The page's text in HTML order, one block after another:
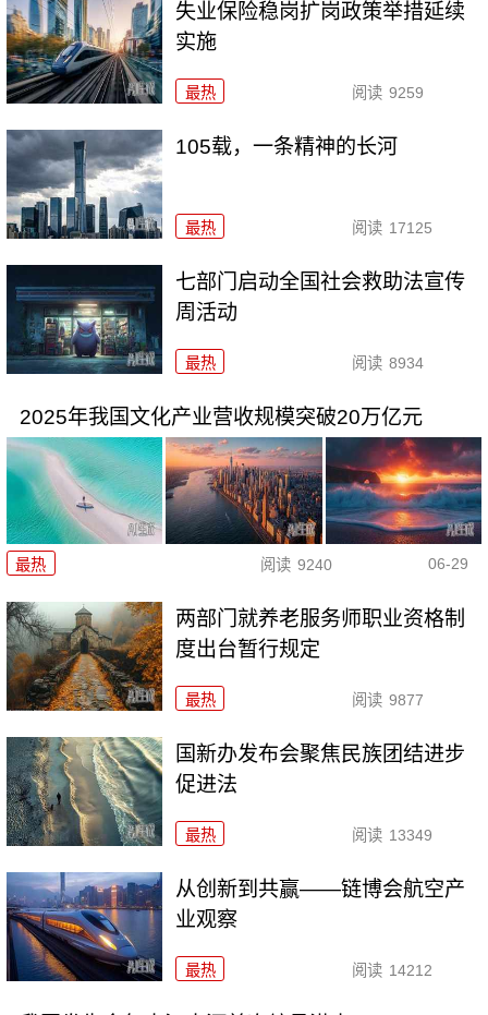
失业保险稳岗扩岗政策举措延续
实施
最热 阅读 9259
105载，一条精神的长河
最热 阅读 17125
七部门启动全国社会救助法宣传
周活动
最热 阅读 8934
2025年我国文化产业营收规模突破20万亿元
最热 阅读 9240 06-29
两部门就养老服务师职业资格制
度出台暂行规定
最热 阅读 9877
国新办发布会聚焦民族团结进步
促进法
最热 阅读 13349
从创新到共赢——链博会航空产
业观察
最热 阅读 14212